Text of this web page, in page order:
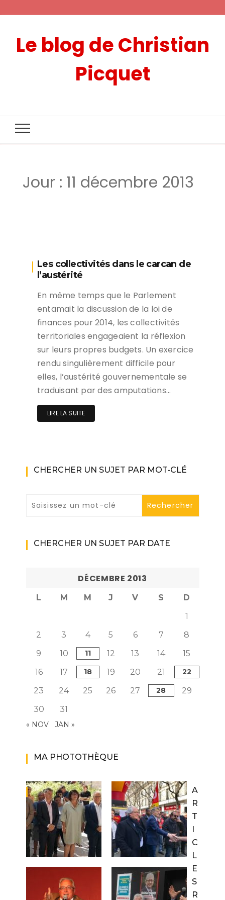
Le blog de Christian
Picquet
Jour : 11 décembre 2013
Les collectivités dans le carcan de
l’austérité
En même temps que le Parlement
entamait la discussion de la loi de
finances pour 2014, les collectivités
territoriales engageaient la réflexion
sur leurs propres budgets. Un exercice
rendu singulièrement difficile pour
elles, l’austérité gouvernementale se
traduisant par des amputations…
LIRE LA SUITE
CHERCHER UN SUJET PAR MOT-CLÉ
CHERCHER UN SUJET PAR DATE
DÉCEMBRE 2013
L M M J V S
D
1
2
3 4 5 6 7
8
9
10 11 12 13 14
15
16
17 18 19 20 21 22
23 24 25 26 27 28
29
30
31
« NOV JAN »
MA PHOTOTHÈQUE
A
R
T
I
C
L
E
S
R